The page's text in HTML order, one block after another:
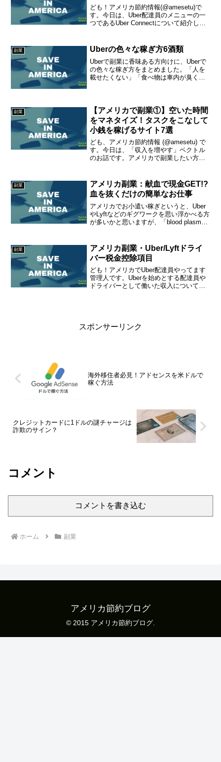
ども！アメリカ節約情報(@amesetu)で
す。今日は、Uber配達員のメニューの一
つであるUber Connectについて紹介しま
物を簡単...
副業 Uberの色々な稼ぎ方6酒類
Uberで副業に香味ある方向けに、Uberで
の色々な稼ぎ方をまとめました。「人を
載せたくない」「食べ物は車内が臭くな
きます。Uber...
副業
【アメリカで副業①】空いた時間
をマネタイズ！タスクをこなして
小銭を稼げるサイト7選
ども、アメリカ節約情報 (@amesetu) で
す。今日は、「収入を増やす」ベクトル
のお話です。アメリカで副業したい方、
ます。また以下は、自分がサービス提供
者として「...
副業
アメリカ副業：献血で現金GET!?
血を抜くだけの簡単なお仕事
アメリカでお小遣い稼ぎというと、Uber
やLyftなどのギグワークを思い浮かべる方
が多いかと思いますが、「blood plasma
何や？金になるんか？早速調べてみまし
た...
副業
アメリカ副業・Uber/Lyftドライ
バー税金控除項目
ども！アメリカでUber配達員やってます
管理人です。Uberを始めとする配達員や
ドライバーとして働いた収入についての
スポンサーリンク
海外移住者必見！アドセンスを米ドルで
稼ぐ方法
クレジットカードに1ドルの謎チャージは
詐欺のサイン？
コメント
コメントを書き込む
ホーム 副業
アメリカ節約ブログ
© 2015 アメリカ節約ブログ.